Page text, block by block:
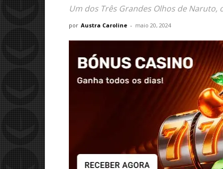
Um dos Três Grandes Olhos de
por Austra Caroline - maio 20, 2024